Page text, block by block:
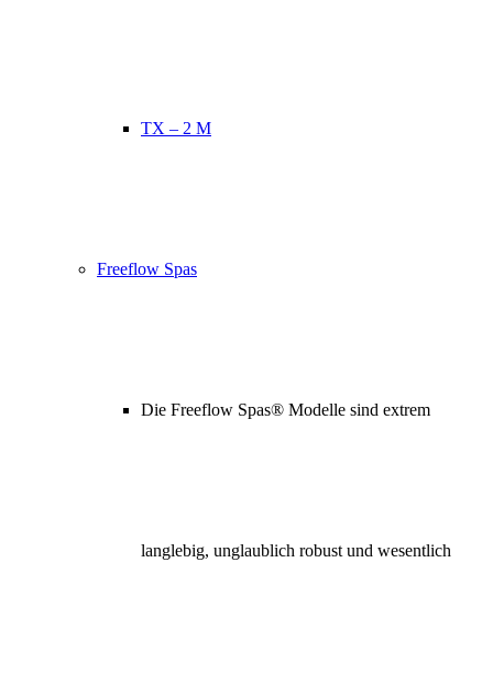
TX – 2 M
Freeflow Spas
Die Freeflow Spas® Modelle sind extrem
langlebig, unglaublich robust und wesentlich